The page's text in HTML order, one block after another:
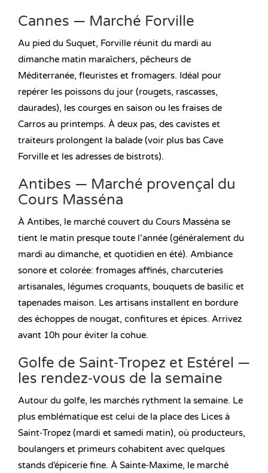
Cannes — Marché Forville
Au pied du Suquet, Forville réunit du mardi au
dimanche matin maraîchers, pêcheurs de
Méditerranée, fleuristes et fromagers. Idéal pour
repérer les poissons du jour (rougets, rascasses,
daurades), les courges en saison ou les fraises de
Carros au printemps. À deux pas, des cavistes et
traiteurs prolongent la balade (voir plus bas Cave
Forville et les adresses de bistrots).
Antibes — Marché provençal du
Cours Masséna
À Antibes, le marché couvert du Cours Masséna se
tient le matin presque toute l’année (généralement du
mardi au dimanche, et quotidien en été). Ambiance
sonore et colorée: fromages affinés, charcuteries
artisanales, légumes croquants, bouquets de basilic et
tapenades maison. Les artisans installent en bordure
des échoppes de nougat, confitures et épices. Arrivez
avant 10h pour éviter la cohue.
Golfe de Saint‑Tropez et Estérel —
les rendez‑vous de la semaine
Autour du golfe, les marchés rythment la semaine. Le
plus emblématique est celui de la place des Lices à
Saint‑Tropez (mardi et samedi matin), où producteurs,
boulangers et primeurs cohabitent avec quelques
stands d’épicerie fine. À Sainte‑Maxime, le marché